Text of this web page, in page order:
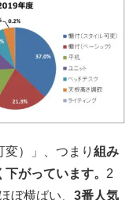
）」、つまり 組み
がっています。 2
ぼ横ばい、 3番人気